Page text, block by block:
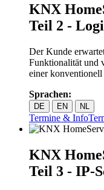
KNX
Teil 2 -
Der Kunde
Funktionalität und
einer
Sprachen:
DE EN NL
Termine & Info
KNX
Teil 3 - IP-